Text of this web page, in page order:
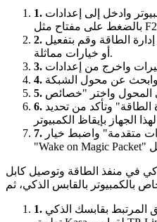
1.
2.
أو خيارات مماثلة.
3.
4.
5.
6.
7.
في منفذ الطاقة وتوصيل كابل
1.